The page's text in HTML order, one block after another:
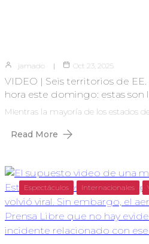
jamado Oct 23, 2025
VIDEO | Seis territorios de
hora este domingo: estas son
Mientras la mayoría de los estados
Read More
Espectáculos Internacionales